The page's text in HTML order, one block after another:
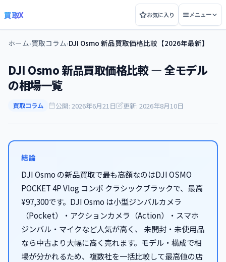
買取X お気に入り メニュー
ホーム›買取コラム›DJI Osmo 新品買取価格比較【2026年最新】
DJI Osmo 新品買取価格比較 — 全モデル
の相場一覧
買取コラム 公開: 2026年6月21日 更新: 2026年8月10日
結論
DJI Osmo の新品買取で最も高額なのはDJI OSMO
POCKET 4P Vlog コンボ クラシックブラックで、最高
¥97,300です。DJI Osmo は小型ジンバルカメラ
（Pocket）・アクションカメラ（Action）・スマホ
ジンバル・マイクなど人気が高く、 未開封・未使用品
なら中古より大幅に高く売れます。モデル・構成で相
場が分かれるため、複数社を一括比較して最高値の店